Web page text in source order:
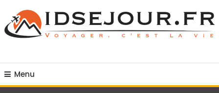
Content
Menu